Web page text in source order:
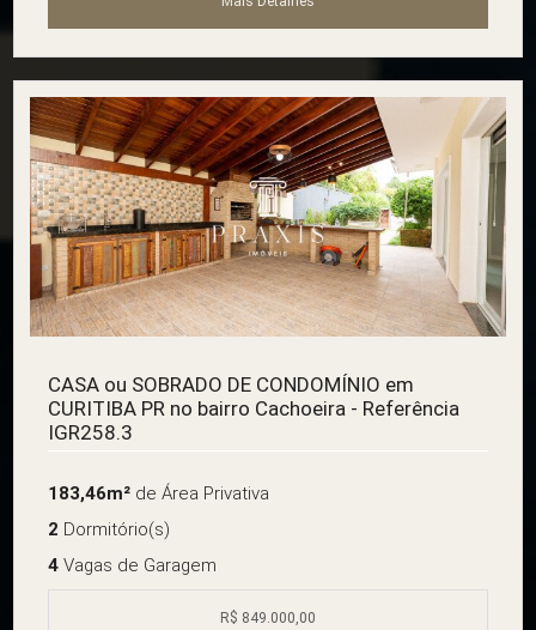
CASA ou SOBRADO DE CONDOMÍNIO em
CURITIBA PR no bairro Cachoeira - Referência
IGR258.3
183,46m²de Área Privativa
2 Dormitório(s)
4Vagas de Garagem
R$ 849.000,00